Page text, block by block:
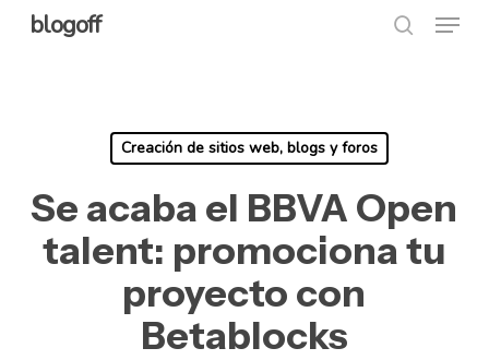
Skipblogoff Menu
Creación de sitios web, blogs y foros
Se acaba el BBVA Open
talent: promociona tu
proyecto con
Betablocks